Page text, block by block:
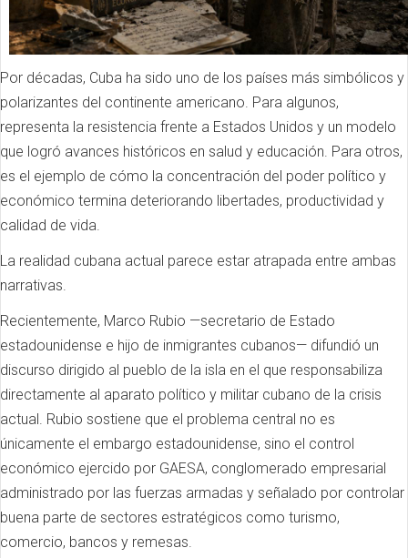
Por décadas, Cuba ha sido uno de los países más simbólicos y
polarizantes del continente americano. Para algunos,
representa la resistencia frente a Estados Unidos y un modelo
que logró avances históricos en salud y educación. Para otros,
es el ejemplo de cómo la concentración del poder político y
económico termina deteriorando libertades, productividad y
calidad de vida.
La realidad cubana actual parece estar atrapada entre ambas
narrativas.
Recientemente, Marco Rubio —secretario de Estado
estadounidense e hijo de inmigrantes cubanos— difundió un
discurso dirigido al pueblo de la isla en el que responsabiliza
directamente al aparato político y militar cubano de la crisis
actual. Rubio sostiene que el problema central no es
únicamente el embargo estadounidense, sino el control
económico ejercido por GAESA, conglomerado empresarial
administrado por las fuerzas armadas y señalado por controlar
buena parte de sectores estratégicos como turismo,
comercio, bancos y remesas.